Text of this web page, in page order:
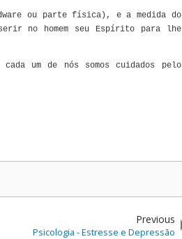
ou parte física), e a medida do
no homem seu Espírito para lhe
um de nós somos cuidados pelo
Previous
Psicologia - Estresse e Depressão